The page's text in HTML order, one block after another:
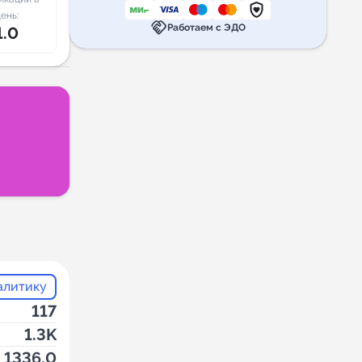
117
1.3K
1336.0
handshakeРаботаем с ЭДО